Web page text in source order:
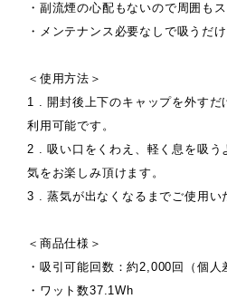
・副流煙の心配もないので周囲も
・メンテナンス必要なしで吸うだ
＜使用方法＞
1 . 開封後上下のキャップを外すだ
利用可能です。
2 . 吸い口をくわえ、軽く息を吸う
気をお楽しみ頂けます。
3 . 蒸気が出なくなるまでご使用い
＜商品仕様＞
・吸引可能回数：約2,000回（個人
・ワット数37.1Wh